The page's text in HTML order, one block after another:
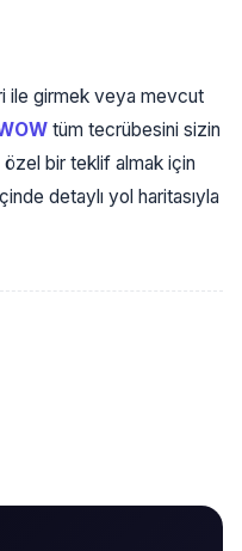
ile girmek veya mevcut
tüm tecrübesini sizin
bir teklif almak için
detaylı yol haritasıyla